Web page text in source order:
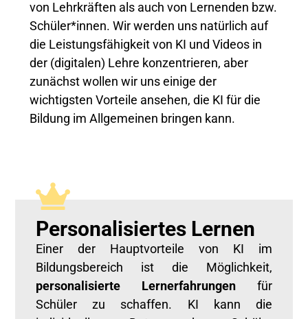
von Lehrkräften als auch von Lernenden bzw.
Schüler*innen. Wir werden uns natürlich auf
die Leistungsfähigkeit von KI und Videos in
der (digitalen) Lehre konzentrieren, aber
zunächst wollen wir uns einige der
wichtigsten Vorteile ansehen, die KI für die
Bildung im Allgemeinen bringen kann.
Personalisiertes Lernen
Einer der Hauptvorteile von KI im
Bildungsbereich ist die Möglichkeit,
personalisierte Lernerfahrungen für
Schüler zu schaffen. KI kann die